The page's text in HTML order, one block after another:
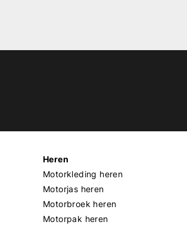
Heren
Motorkleding heren
Motorjas heren
Motorbroek heren
Motorpak heren